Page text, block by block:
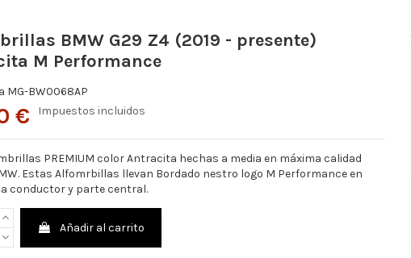
BMW G29 Z4 (2019 - presente)
M Performance
MG-BW0068AP
€ Impuestos incluidos
PREMIUM color Antracita hechas a media en máxima calidad
Estas Alfomrbillas llevan Bordado nestro logo M Performance en
conductor y parte central.
Añadir al carrito